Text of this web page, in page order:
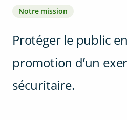
Notre mission
Protéger le public
promotion d’un
sécuritaire.